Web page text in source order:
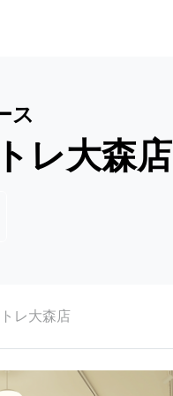
ス
レ大森店
レ大森店